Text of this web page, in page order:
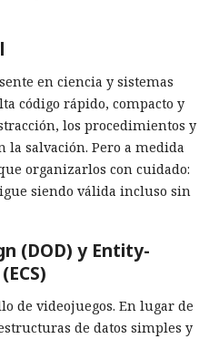
en ciencia y sistemas
código rápido, compacto y
los procedimientos y
la salvación. Pero a medida
organizarlos con cuidado:
siendo válida incluso sin
(DOD) y Entity-
de videojuegos. En lugar de
de datos simples y